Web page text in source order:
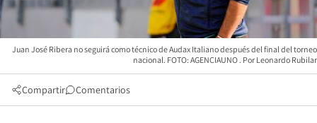
Juan José Ribera no seguirá como técnico de Audax Italiano después del final del torneo
nacional. FOTO: AGENCIAUNO
Leonardo Rubilar
Compartir Comentarios